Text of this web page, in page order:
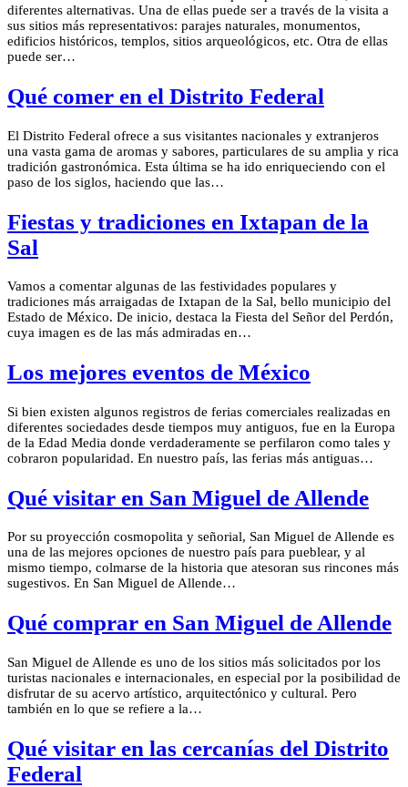
diferentes alternativas. Una de ellas puede ser a través de la visita a
sus sitios más representativos: parajes naturales, monumentos,
edificios históricos, templos, sitios arqueológicos, etc. Otra de ellas
puede ser…
Qué comer en el Distrito Federal
El Distrito Federal ofrece a sus visitantes nacionales y extranjeros
una vasta gama de aromas y sabores, particulares de su amplia y rica
tradición gastronómica. Esta última se ha ido enriqueciendo con el
paso de los siglos, haciendo que las…
Fiestas y tradiciones en Ixtapan de la
Sal
Vamos a comentar algunas de las festividades populares y
tradiciones más arraigadas de Ixtapan de la Sal, bello municipio del
Estado de México. De inicio, destaca la Fiesta del Señor del Perdón,
cuya imagen es de las más admiradas en…
Los mejores eventos de México
Si bien existen algunos registros de ferias comerciales realizadas en
diferentes sociedades desde tiempos muy antiguos, fue en la Europa
de la Edad Media donde verdaderamente se perfilaron como tales y
cobraron popularidad. En nuestro país, las ferias más antiguas…
Qué visitar en San Miguel de Allende
Por su proyección cosmopolita y señorial, San Miguel de Allende es
una de las mejores opciones de nuestro país para pueblear, y al
mismo tiempo, colmarse de la historia que atesoran sus rincones más
sugestivos. En San Miguel de Allende…
Qué comprar en San Miguel de Allende
San Miguel de Allende es uno de los sitios más solicitados por los
turistas nacionales e internacionales, en especial por la posibilidad de
disfrutar de su acervo artístico, arquitectónico y cultural. Pero
también en lo que se refiere a la…
Qué visitar en las cercanías del Distrito
Federal